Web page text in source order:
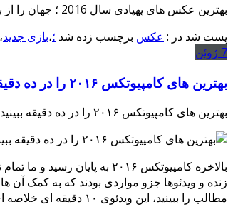
بهترین عکس های پهپادی سال 2016 ؛ جهان را از بالا ببینید
پست شد در : عکس برچسب زده شد ؛،بازی جدید،
7 ژوئن
بهترین های کامپیوتکس ۲۰۱۶ را در ده دقیقه ببینید!
بهترین های کامپیوتکس ۲۰۱۶ را در ده دقیقه ببینید!
بالاخره کامپیوتکس ۲۰۱۶
زنده و ویدئوها جزو مواردی بودند که به کمک
مطالب را ببینید، این ویدئوی ۱۰ دقیقه ای خلاصه ای از بهترین های کامپیوتکس را از پیش چشمان شما عبور می دهد!